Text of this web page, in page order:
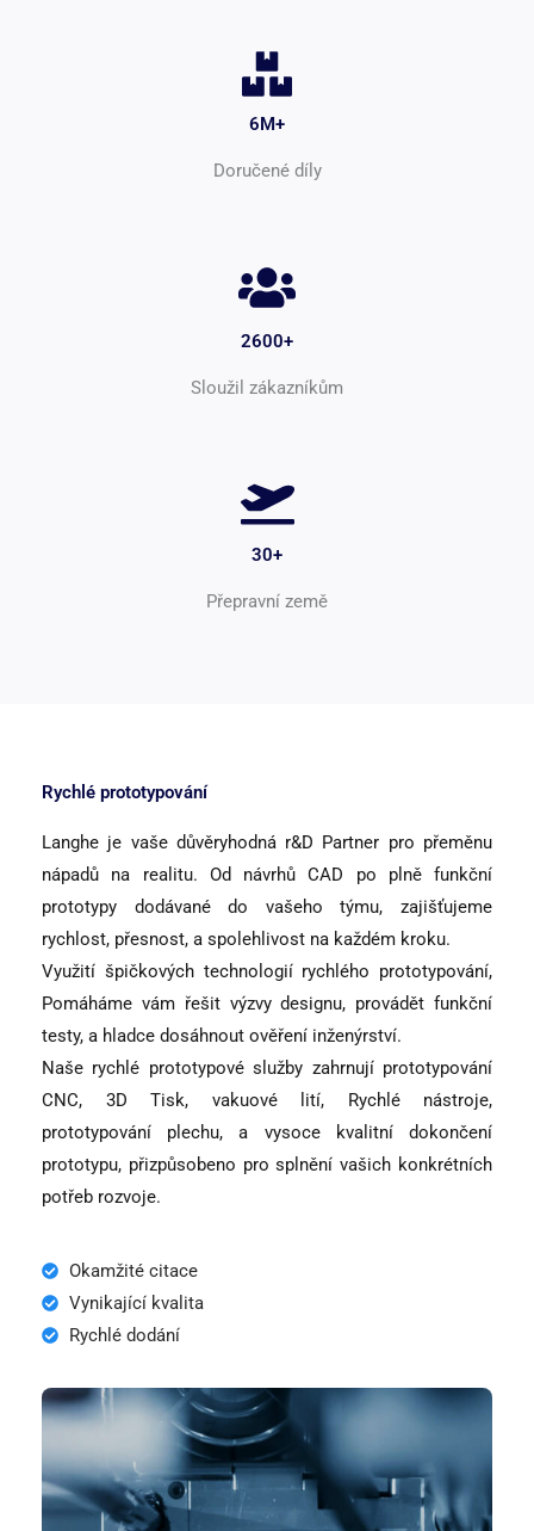
6M+
Doručené díly
2600+
Sloužil zákazníkům
30+
Přepravní země
Rychlé prototypování
Langhe je vaše důvěryhodná r&D Partner pro přeměnu
nápadů na realitu. Od návrhů CAD po plně funkční
prototypy dodávané do vašeho týmu, zajišťujeme
rychlost, přesnost, a spolehlivost na každém kroku.
Využití špičkových technologií rychlého prototypování,
Pomáháme vám řešit výzvy designu, provádět funkční
testy, a hladce dosáhnout ověření inženýrství.
Naše rychlé prototypové služby zahrnují prototypování
CNC, 3D Tisk, vakuové lití, Rychlé nástroje,
prototypování plechu, a vysoce kvalitní dokončení
prototypu, přizpůsobeno pro splnění vašich konkrétních
potřeb rozvoje.
Okamžité citace
Vynikající kvalita
Rychlé dodání